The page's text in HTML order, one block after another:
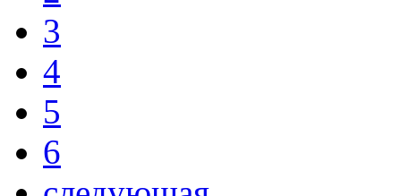
3
4
5
6